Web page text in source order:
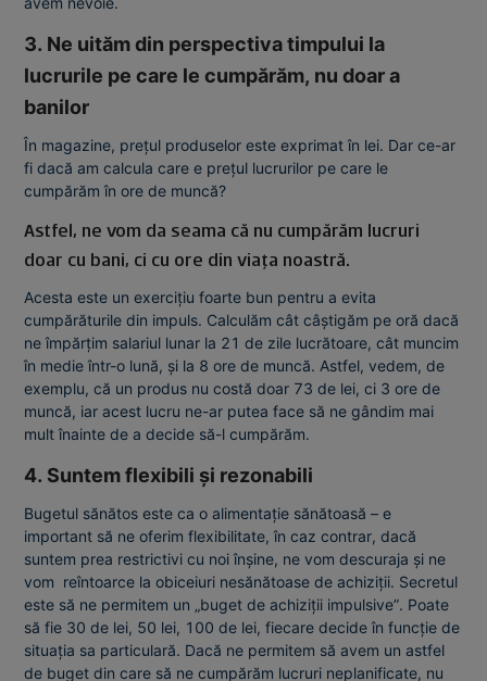
3. Ne uităm din perspectiva timpului la
lucrurile pe care le cumpărăm, nu doar a
banilor
În magazine, prețul produselor este exprimat în lei. Dar ce-ar
fi dacă am calcula care e prețul lucrurilor pe care le
cumpărăm în ore de muncă?
Astfel, ne vom da seama că nu cumpărăm lucruri
doar cu bani, ci cu ore din viața noastră.
Acesta este un exercițiu foarte bun pentru a evita
cumpărăturile din impuls. Calculăm cât câștigăm pe oră dacă
ne împărțim salariul lunar la 21 de zile lucrătoare, cât muncim
în medie într-o lună, și la 8 ore de muncă. Astfel, vedem, de
exemplu, că un produs nu costă doar 73 de lei, ci 3 ore de
muncă, iar acest lucru ne-ar putea face să ne gândim mai
mult înainte de a decide să-l cumpărăm.
4. Suntem flexibili și rezonabili
Bugetul sănătos este ca o alimentație sănătoasă – e
important să ne oferim flexibilitate, în caz contrar, dacă
suntem prea restrictivi cu noi înșine, ne vom descuraja și ne
vom reîntoarce la obiceiuri nesănătoase de achiziții. Secretul
este să ne permitem un „buget de achiziții impulsive”. Poate
să fie 30 de lei, 50 lei, 100 de lei, fiecare decide în funcție de
situația sa particulară. Dacă ne permitem să avem un astfel
de buget din care să ne cumpărăm lucruri neplanificate, nu